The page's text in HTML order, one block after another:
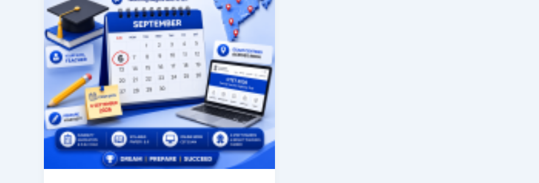
তারিখ,
আবেদন
পদ্ধতি
ও
পরিবর্তনসমূহ
|
DAS
Coaching